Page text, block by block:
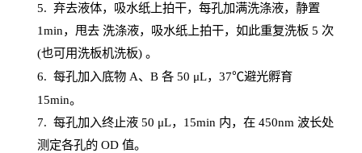
5. 弃去液体，吸水纸上拍干，每孔加满洗涤液，静置
1min，甩去 洗涤液，吸水纸上拍干，如此重复洗板 5 次
(也可用洗板机洗板) 。
6. 每孔加入底物A、B 各 50 μL，37℃避光孵育
15min。
7. 每孔加入终止液 50 μL， 15min 内，在450nm 波长处
测定各孔的 OD 值。